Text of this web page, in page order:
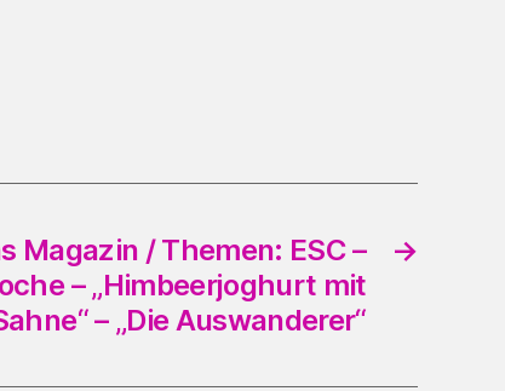
→
Magazin / Themen: ESC –
– „Himbeerjoghurt mit
– „Die Auswanderer“